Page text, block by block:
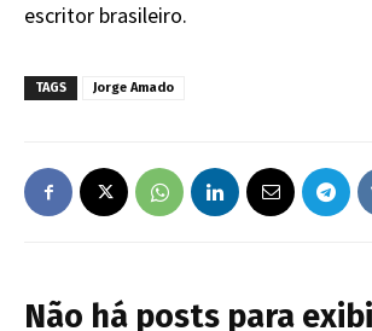
escritor brasileiro.
TAGS Jorge Amado
Não há posts para